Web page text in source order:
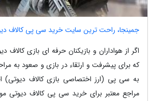
جمینجا، راحت ترین سایت خرید سی پی کالاف
اگر از هواداران و بازیکنان حرفه ای بازی کالاف
که برای پیشرفت و ارتقاء در بازی و صعود به
به سی پی (ارز اختصاصی بازی کالاف دیوتی)
مراجع معتبر برای خرید سی پی کالاف دیوتی